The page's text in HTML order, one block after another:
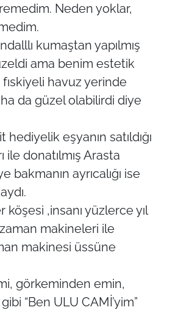
Neden yoklar,
kumaştan yapılmış
ama benim estetik
havuz yerinde
da güzel olabilirdi diye
eşyanın satıldığı
ile donatılmış Arasta
bakmanın ayrıcalığı ise
köşesi ,insanı yüzlerce yıl
makineleri ile
makinesi üssüne
görkeminden emin,
“Ben ULU CAMİ’yim”